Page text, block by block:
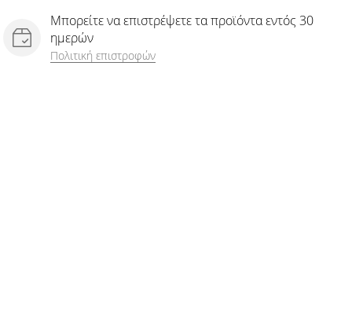
Μπορείτε να επιστρέψετε τα προϊόντα εντός 30
ημερών
Πολιτική επιστροφών